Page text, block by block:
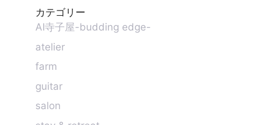
カテゴリー
AI寺子屋-budding edge-
atelier
farm
guitar
salon